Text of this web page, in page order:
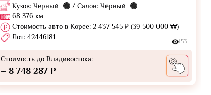
Кузов: Чёрный
/ Салон: Чёрный
68 376 км
Стоимость авто в Корее: 2 437 545 ₽ (39 500 000 ₩)
Лот: 42446181
153
Стоимость до Владивостока:
~ 8 748 287 ₽